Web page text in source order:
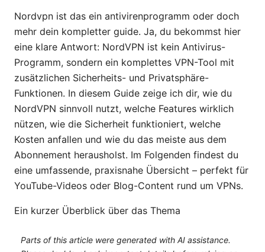
Nordvpn ist das ein antivirenprogramm oder doch
mehr dein kompletter guide. Ja, du bekommst hier
eine klare Antwort: NordVPN ist kein Antivirus-
Programm, sondern ein komplettes VPN-Tool mit
zusätzlichen Sicherheits- und Privatsphäre-
Funktionen. In diesem Guide zeige ich dir, wie du
NordVPN sinnvoll nutzt, welche Features wirklich
nützen, wie die Sicherheit funktioniert, welche
Kosten anfallen und wie du das meiste aus dem
Abonnement herausholst. Im Folgenden findest du
eine umfassende, praxisnahe Übersicht – perfekt für
YouTube-Videos oder Blog-Content rund um VPNs.
Ein kurzer Überblick über das Thema
Parts of this article were generated with AI assistance.